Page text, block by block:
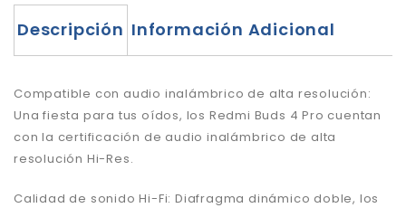
Descripción Información Adicional
Compatible con audio inalámbrico de alta resolución:
Una fiesta para tus oídos, los Redmi Buds 4 Pro cuentan
con la certificación de audio inalámbrico de alta
resolución Hi-Res.
Calidad de sonido Hi-Fi: Diafragma dinámico doble, los